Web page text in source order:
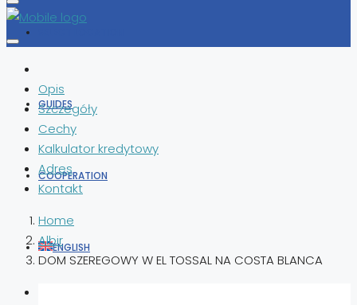
GUIDES
COOPERATION
ENGLISH
Opis
Szczegóły
Cechy
Kalkulator kredytowy
Adres
Kontakt
Home
Albir
DOM SZEREGOWY W EL TOSSAL NA COSTA BLANCA